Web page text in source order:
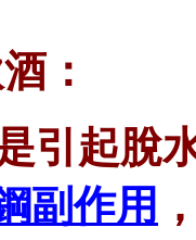
：
引起脫
副作用